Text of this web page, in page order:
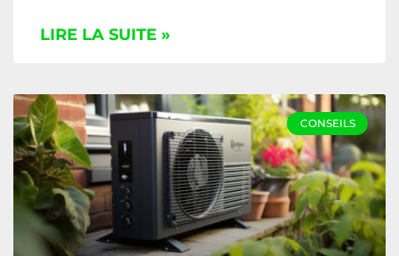
LIRE LA SUITE »
CONSEILS